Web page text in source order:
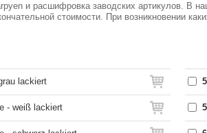
и расшифровка заводских артикулов. В
стоимости. При возникновении
lackiert
- weiß lackiert